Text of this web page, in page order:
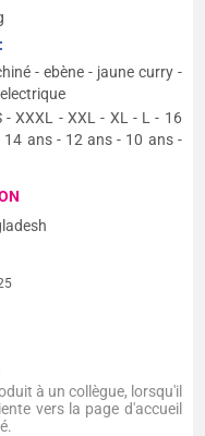
- ebène - jaune curry -
- XXXL - XXL - XL - L - 16
14 ans - 12 ans - 10 ans -
à un collègue, lorsqu'il
vers la page d'accueil